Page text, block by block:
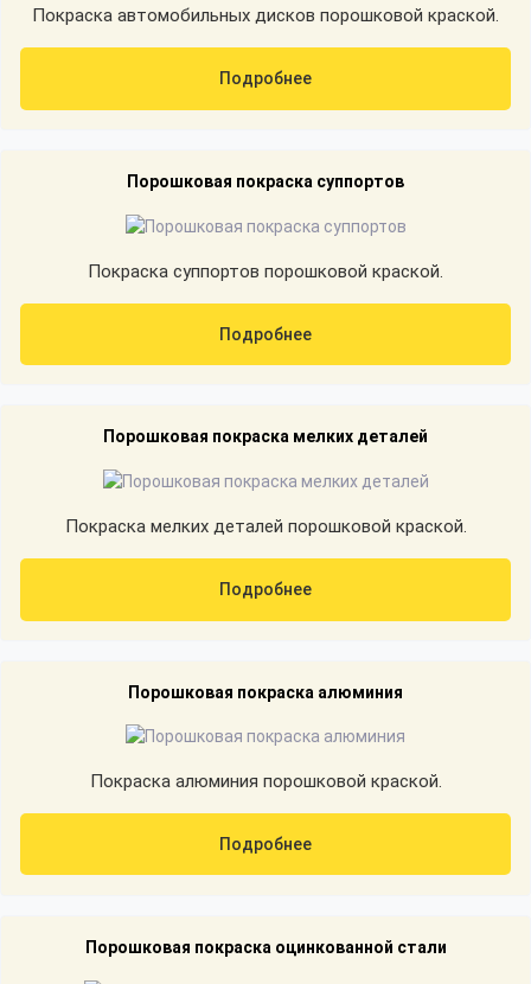
Покраска автомобильных дисков порошковой краской.
Подробнее
Порошковая покраска суппортов
Покраска суппортов порошковой краской.
Подробнее
Порошковая покраска мелких деталей
Покраска мелких деталей порошковой краской.
Подробнее
Порошковая покраска алюминия
Покраска алюминия порошковой краской.
Подробнее
Порошковая покраска оцинкованной стали